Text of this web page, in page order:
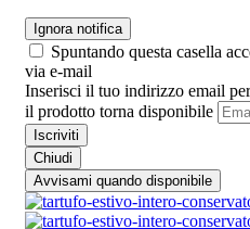
Ignora notifica
Spuntando questa casella
via e-mail
Inserisci il tuo indirizzo email
il prodotto torna disponibile
Iscriviti
Chiudi
Avvisami quando disponibile